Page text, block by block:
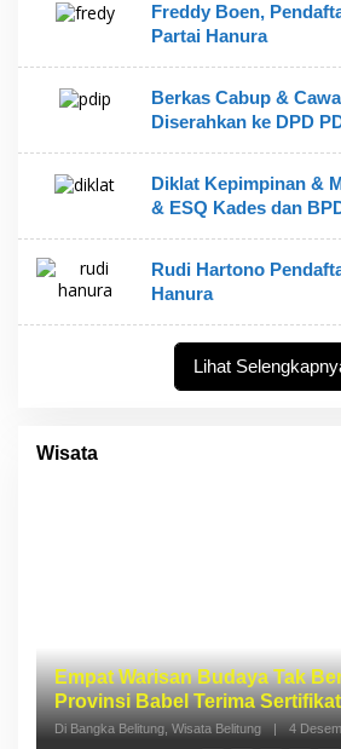
Freddy Boen,
Partai Hanura
Berkas Cabup &
Diserahkan ke DPD
Diklat Kepimpinan &
& ESQ Kades dan
Rudi Hartono
Hanura
Lihat
Wisata
Provinsi Babel Terima Sertifikat